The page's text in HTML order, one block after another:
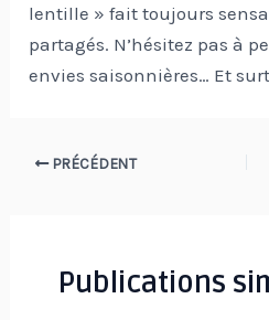
lentille » fait toujours
partagés. N’hésitez pas à
envies saisonnières… Et
Navigation
PRÉCÉDENT
Publications